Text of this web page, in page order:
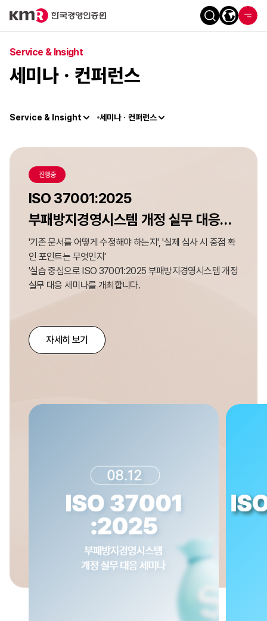
Service & Insight
세미나ㆍ컨퍼런스
Service & Insight 세미나ㆍ컨퍼런스
진행중
ISO 37001:2025
부패방지경영시스템 개정 실무 대응
세미나
'기존 문서를 어떻게 수정해야 하는지', '실제 심사 시 중점 확
인 포인트는 무엇인지'
'실습 중심으로 ISO 37001:2025 부패방지경영시스템 개정
실무 대응 세미나를 개최합니다.
자세히 보기
'ISO 41001:2018 시설관리경영시스템 도입사례 세미나를